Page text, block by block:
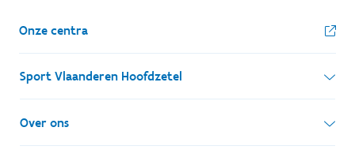
Onze centra
Sport Vlaanderen Hoofdzetel
Simon Bolivarlaan 17
1000 Brussel
Over ons